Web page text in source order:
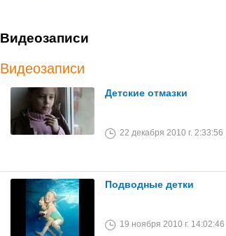
Видеозаписи
Видеозаписи
Детские отмазки
22 декабря 2010 г. 2:33:56
Подводные детки
19 ноября 2010 г. 14:02:46